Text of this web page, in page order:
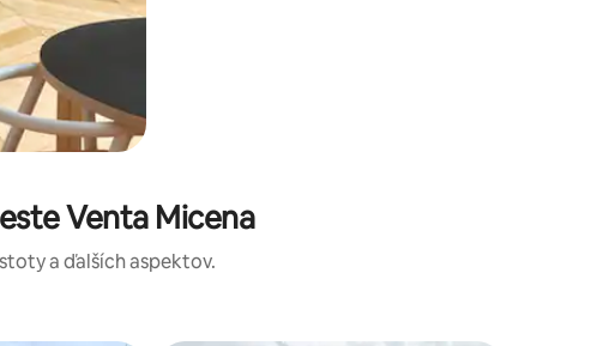
Venta Micena
a ďalších aspektov.